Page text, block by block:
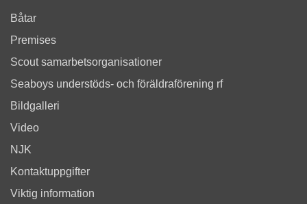
Båtar
Premises
Scout samarbetsorganisationer
Seaboys understöds- och föräldraförening rf
Bildgalleri
Video
NJK
Kontaktuppgifter
Viktig information